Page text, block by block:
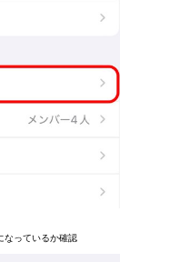
なっているか確認